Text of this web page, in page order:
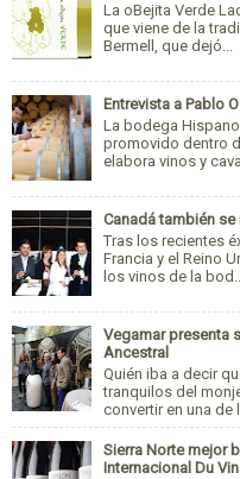
La oBejita Verde
que viene de la
Bermell, que dejó...
Entrevista a Pablo
La bodega
promovido dentro
elabora vinos y
Canadá también
Tras los recientes
Francia y el Reino
los vinos de la
Vegamar presenta
Ancestral
Quién iba a decir
tranquilos del
convertir en una de
Sierra Norte mejor
Internacional Du